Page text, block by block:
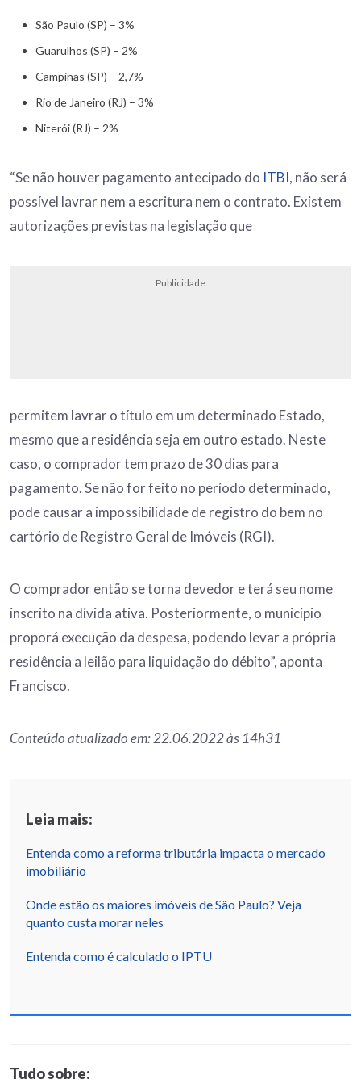
São Paulo (SP) – 3%
Guarulhos (SP) – 2%
Campinas (SP) – 2,7%
Rio de Janeiro (RJ) – 3%
Niterói (RJ) – 2%
“Se não houver pagamento antecipado do ITBI, não será
possível lavrar nem a escritura nem o contrato. Existem
autorizações previstas na legislação que
Publicidade
permitem lavrar o título em um determinado Estado,
mesmo que a residência seja em outro estado. Neste
caso, o comprador tem prazo de 30 dias para
pagamento. Se não for feito no período determinado,
pode causar a impossibilidade de registro do bem no
cartório de Registro Geral de Imóveis (RGI).
O comprador então se torna devedor e terá seu nome
inscrito na dívida ativa. Posteriormente, o município
proporá execução da despesa, podendo levar a própria
residência a leilão para liquidação do débito”, aponta
Francisco.
Conteúdo atualizado em: 22.06.2022 às 14h31
Leia mais:
Entenda como a reforma tributária impacta o mercado
imobiliário
Onde estão os maiores imóveis de São Paulo? Veja
quanto custa morar neles
Entenda como é calculado o IPTU
Tudo sobre: